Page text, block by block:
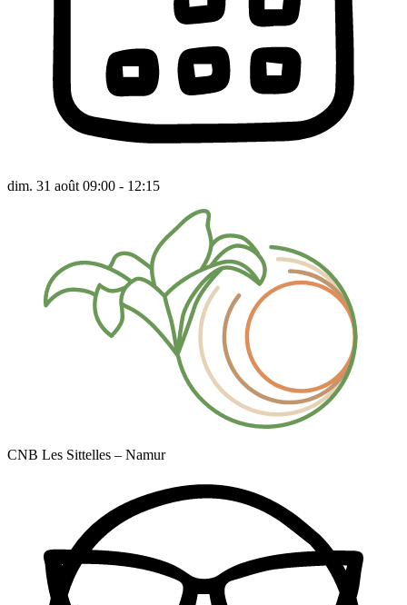
dim. 31 août 09:00 - 12:15
CNB Les Sittelles – Namur